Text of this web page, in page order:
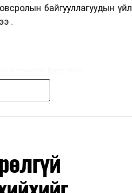
байгууллагуудын үйл
.
бүртгэнэ.
дээр ажиллахгүй.